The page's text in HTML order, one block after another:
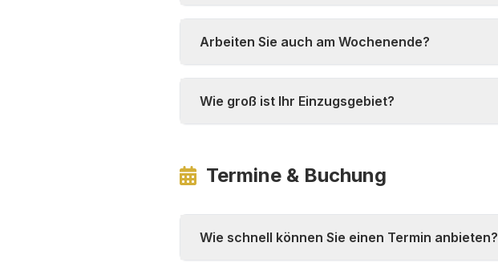
Arbeiten Sie auch am Wochenende?
Wie groß ist Ihr Einzugsgebiet?
Termine & Buchung
Wie schnell können Sie einen Termin anbieten?